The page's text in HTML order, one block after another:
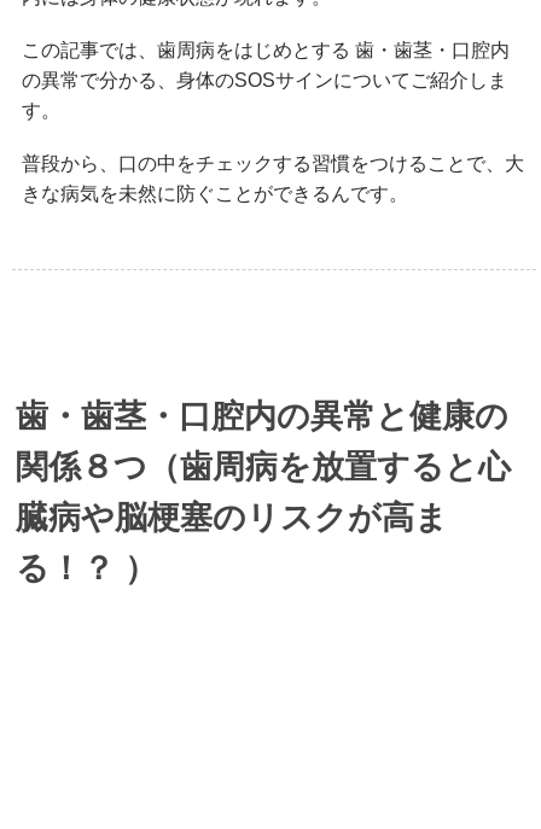
この記事では、歯周病をはじめとする 歯・歯茎・口腔内
の異常で分かる、身体のSOSサインについてご紹介しま
す。
普段から、口の中をチェックする習慣をつけることで、大
きな病気を未然に防ぐことができるんです。
歯・歯茎・口腔内の異常と健康の
関係８つ（歯周病を放置すると心
臓病や脳梗塞のリスクが高ま
る！？ ）